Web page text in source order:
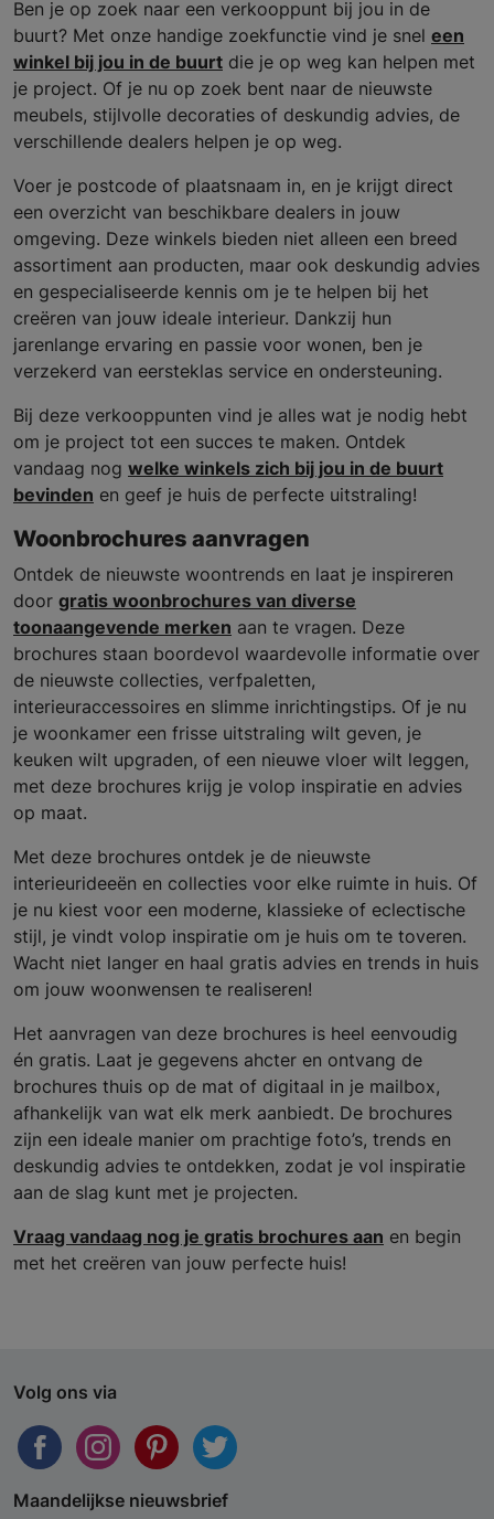
Ben je op zoek naar een verkooppunt bij jou in de
buurt? Met onze handige zoekfunctie vind je snel een
winkel bij jou in de buurt die je op weg kan helpen met
je project. Of je nu op zoek bent naar de nieuwste
meubels, stijlvolle decoraties of deskundig advies, de
verschillende dealers helpen je op weg.
Voer je postcode of plaatsnaam in, en je krijgt direct
een overzicht van beschikbare dealers in jouw
omgeving. Deze winkels bieden niet alleen een breed
assortiment aan producten, maar ook deskundig advies
en gespecialiseerde kennis om je te helpen bij het
creëren van jouw ideale interieur. Dankzij hun
jarenlange ervaring en passie voor wonen, ben je
verzekerd van eersteklas service en ondersteuning.
Bij deze verkooppunten vind je alles wat je nodig hebt
om je project tot een succes te maken. Ontdek
vandaag nog welke winkels zich bij jou in de buurt
bevinden en geef je huis de perfecte uitstraling!
Woonbrochures aanvragen
Ontdek de nieuwste woontrends en laat je inspireren
door gratis woonbrochures van diverse
toonaangevende merken aan te vragen. Deze
brochures staan boordevol waardevolle informatie over
de nieuwste collecties, verfpaletten,
interieuraccessoires en slimme inrichtingstips. Of je nu
je woonkamer een frisse uitstraling wilt geven, je
keuken wilt upgraden, of een nieuwe vloer wilt leggen,
met deze brochures krijg je volop inspiratie en advies
op maat.
Met deze brochures ontdek je de nieuwste
interieurideeën en collecties voor elke ruimte in huis. Of
je nu kiest voor een moderne, klassieke of eclectische
stijl, je vindt volop inspiratie om je huis om te toveren.
Wacht niet langer en haal gratis advies en trends in huis
om jouw woonwensen te realiseren!
Het aanvragen van deze brochures is heel eenvoudig
én gratis. Laat je gegevens ahcter en ontvang de
brochures thuis op de mat of digitaal in je mailbox,
afhankelijk van wat elk merk aanbiedt. De brochures
zijn een ideale manier om prachtige foto’s, trends en
deskundig advies te ontdekken, zodat je vol inspiratie
aan de slag kunt met je projecten.
Vraag vandaag nog je gratis brochures aan en begin
met het creëren van jouw perfecte huis!
Volg ons via
Maandelijkse nieuwsbrief